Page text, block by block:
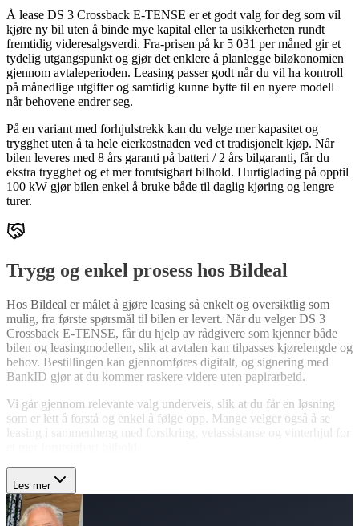
Å lease DS 3 Crossback E-TENSE er et godt valg for deg som vil
kjøre ny bil uten å binde mye kapital eller ta usikkerheten rundt
fremtidig videresalgsverdi. Fra-prisen på kr 5 031 per måned gir et
tydelig utgangspunkt og gjør det enklere å planlegge biløkonomien
gjennom avtaleperioden. Leasing passer godt når du vil ha kontroll
på månedlige utgifter og samtidig kunne bytte til en nyere modell
når behovene endrer seg.
På en variant med forhjulstrekk kan du velge mer kapasitet og
trygghet uten å ta hele eierkostnaden ved et tradisjonelt kjøp. Når
bilen leveres med 8 års garanti på batteri / 2 års bilgaranti, får du
ekstra trygghet og et mer forutsigbart bilhold. Hurtiglading på opptil
100 kW gjør bilen enkel å bruke både til daglig kjøring og lengre
turer.
Trygg og enkel prosess hos Bildeal
Hos Bildeal er målet å gjøre leasing så enkelt og oversiktlig som
mulig, fra første spørsmål til bilen er levert. Når du velger DS 3
Crossback E-TENSE, får du hjelp av rådgivere som kjenner både
bilen og leasingmodellen, slik at avtalen kan tilpasses kjørelengde og
behov. Bestillingen kan gjennomføres digitalt, og signering med
BankID gjør at du kommer raskere videre uten papirarbeid.
Vi går gjennom relevante valg underveis, slik at du får en løsning
som er lett å forstå og enkel å følge opp. Mange velger også å se
leasing i sammenheng med forsikring, veiassistanse og vinterhjul for
Les mer